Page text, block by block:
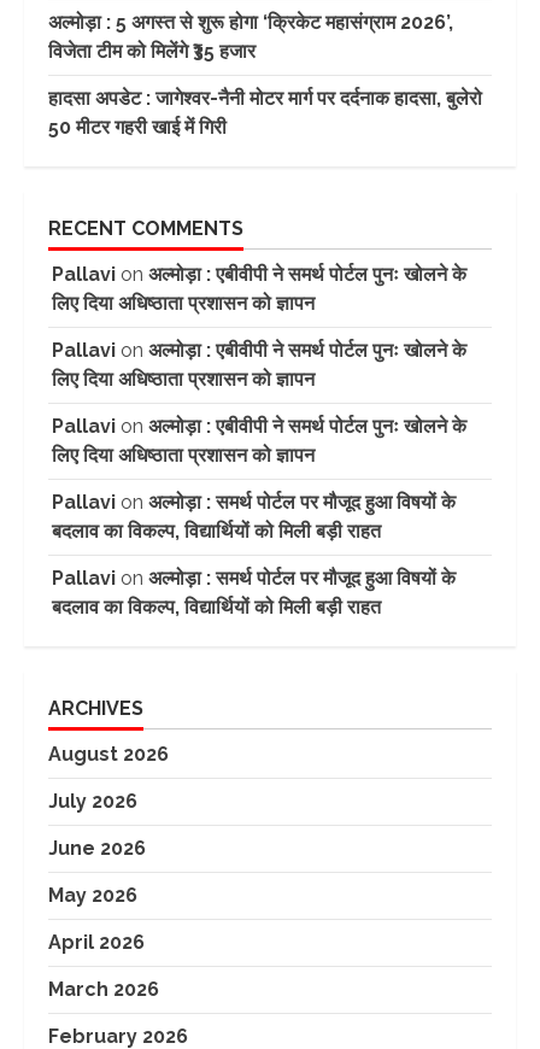
अल्मोड़ा : 5 अगस्त से शुरू होगा ‘क्रिकेट महासंग्राम 2026’,
विजेता टीम को मिलेंगे ₹35 हजार
हादसा अपडेट : जागेश्वर-नैनी मोटर मार्ग पर दर्दनाक हादसा, बुलेरो
50 मीटर गहरी खाई में गिरी
RECENT COMMENTS
Pallavi on अल्मोड़ा : एबीवीपी ने समर्थ पोर्टल पुनः खोलने के
लिए दिया अधिष्ठाता प्रशासन को ज्ञापन
Pallavi on अल्मोड़ा : एबीवीपी ने समर्थ पोर्टल पुनः खोलने के
लिए दिया अधिष्ठाता प्रशासन को ज्ञापन
Pallavi on अल्मोड़ा : एबीवीपी ने समर्थ पोर्टल पुनः खोलने के
लिए दिया अधिष्ठाता प्रशासन को ज्ञापन
Pallavi on अल्मोड़ा : समर्थ पोर्टल पर मौजूद हुआ विषयों के
बदलाव का विकल्प, विद्यार्थियों को मिली बड़ी राहत
Pallavi on अल्मोड़ा : समर्थ पोर्टल पर मौजूद हुआ विषयों के
बदलाव का विकल्प, विद्यार्थियों को मिली बड़ी राहत
ARCHIVES
August 2026
July 2026
June 2026
May 2026
April 2026
March 2026
February 2026